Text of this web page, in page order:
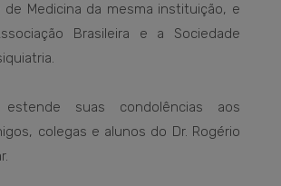
de Medicina da mesma instituição, e
Brasileira e a Sociedade
suas condolências aos
colegas e alunos do Dr. Rogério